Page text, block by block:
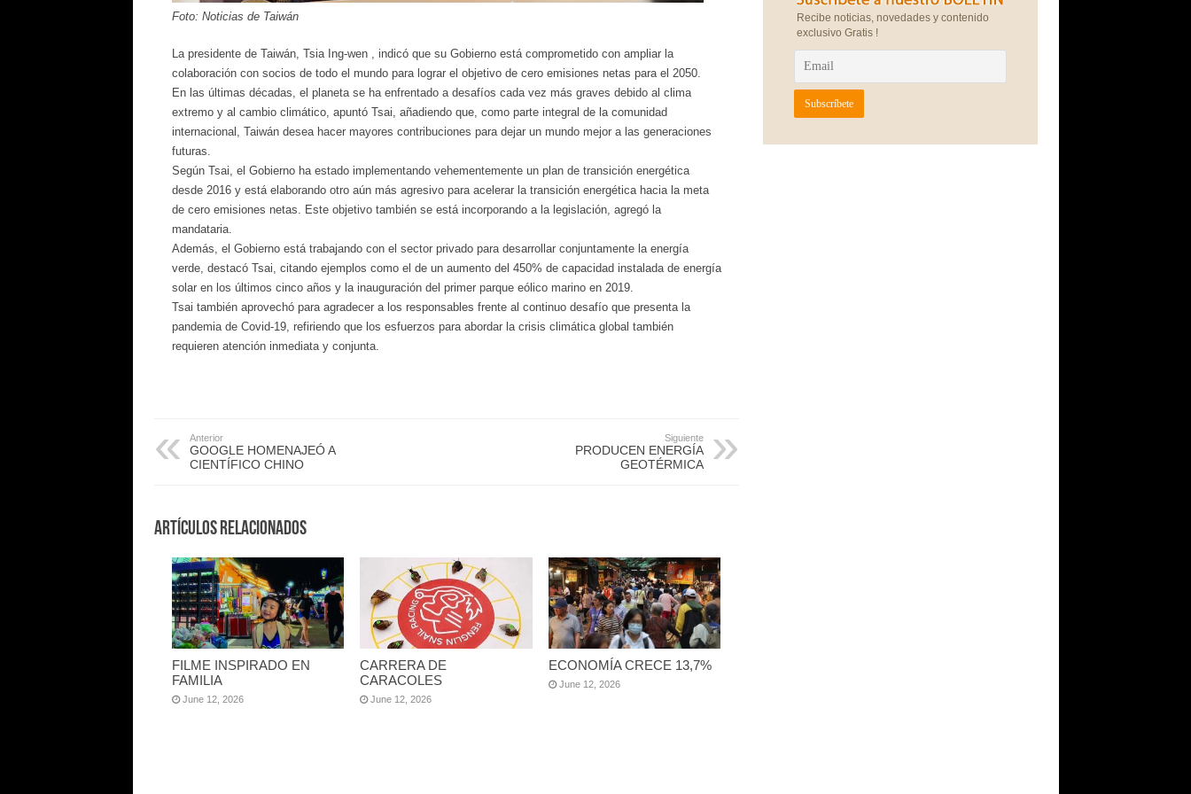
Foto: Noticias de Taiwán
La presidente de Taiwán, Tsia Ing-wen , indicó que su Gobierno está comprometido con ampliar la
colaboración con socios de todo el mundo para lograr el objetivo de cero emisiones netas para el 2050.
En las últimas décadas, el planeta se ha enfrentado a desafíos cada vez más graves debido al clima
extremo y al cambio climático, apuntó Tsai, añadiendo que, como parte integral de la comunidad
internacional, Taiwán desea hacer mayores contribuciones para dejar un mundo mejor a las generaciones
futuras.
Según Tsai, el Gobierno ha estado implementando vehementemente un plan de transición energética
desde 2016 y está elaborando otro aún más agresivo para acelerar la transición energética hacia la meta
de cero emisiones netas. Este objetivo también se está incorporando a la legislación, agregó la
mandataria.
Además, el Gobierno está trabajando con el sector privado para desarrollar conjuntamente la energía
verde, destacó Tsai, citando ejemplos como el de un aumento del 450% de capacidad instalada de energía
solar en los últimos cinco años y la inauguración del primer parque eólico marino en 2019.
Tsai también aprovechó para agradecer a los responsables frente al continuo desafío que presenta la
pandemia de Covid-19, refiriendo que los esfuerzos para abordar la crisis climática global también
requieren atención inmediata y conjunta.
Anterior
GOOGLE HOMENAJEÓ A
CIENTÍFICO CHINO
Siguiente
PRODUCEN ENERGÍA
GEOTÉRMICA
Artículos Relacionados
FILME INSPIRADO EN
FAMILIA
June 12, 2026
CARRERA DE
CARACOLES
June 12, 2026
ECONOMÍA CRECE 13,7%
June 12, 2026
Recibe noticias, novedades y contenido
exclusivo Gratis !